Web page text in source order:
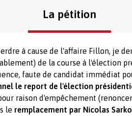
La pétition
à cause de l'affaire Fillon, je
de la course à l'élection
faute de candidat immédiat
le report de l'élection
raison d'empêchement
le remplacement par Nicolas